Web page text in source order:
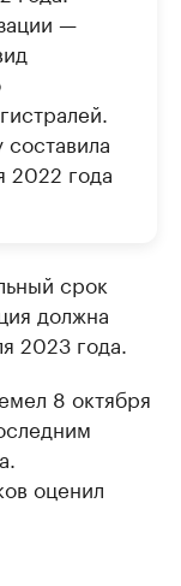
—
2022 года
срок
должна
2023 года.
8 октября
оценил